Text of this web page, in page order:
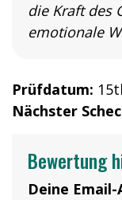
die Kraft des
emotionale
Prüfdatum:
Nächster
Bewertung
Deine